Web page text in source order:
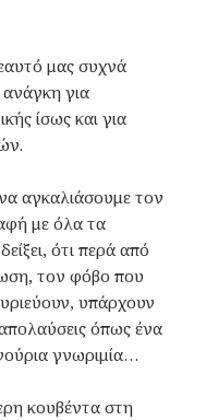
μας συχνά
για
ίσως και για
αγκαλιάσουμε τον
με όλα τα
ότι περά από
τον φόβο που
υπάρχουν
απολαύσεις όπως ένα
γνωριμία…
κουβέντα στη